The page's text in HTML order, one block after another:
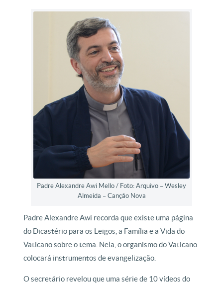
Padre Alexandre Awi Mello / Foto: Arquivo – Wesley
Almeida – Canção Nova
Padre Alexandre Awi recorda que existe uma página
do Dicastério para os Leigos, a Família e a Vida do
Vaticano sobre o tema. Nela, o organismo do Vaticano
colocará instrumentos de evangelização.
O secretário revelou que uma série de 10 vídeos do